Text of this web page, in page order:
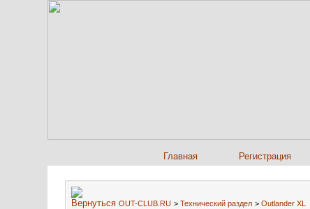
Главная Регистрация
OUT-CLUB.RU > Технический раздел > Outlander XL